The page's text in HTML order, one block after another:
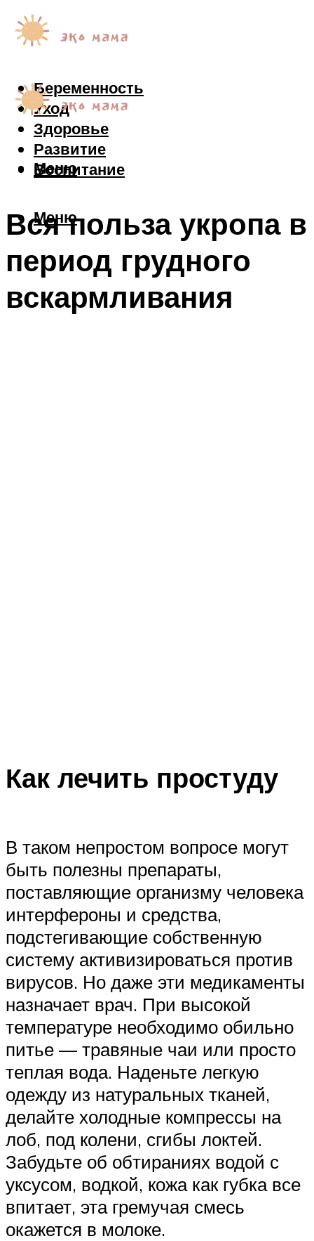
Беременность
Уход
Здоровье
Развитие
Воспитание
Меню
Меню
Вся польза укропа в
период грудного
вскармливания
Как лечить простуду
В таком непростом вопросе могут
быть полезны препараты,
поставляющие организму человека
интерфероны и средства,
подстегивающие собственную
систему активизироваться против
вирусов. Но даже эти медикаменты
назначает врач. При высокой
температуре необходимо обильно
питье — травяные чаи или просто
теплая вода. Наденьте легкую
одежду из натуральных тканей,
делайте холодные компрессы на
лоб, под колени, сгибы локтей.
Забудьте об обтираниях водой с
уксусом, водкой, кожа как губка все
впитает, эта гремучая смесь
окажется в молоке.